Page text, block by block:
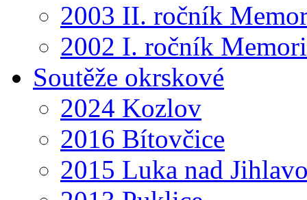
2003 II. ročník
2002 I. ročník
Soutěže okrskové
2024 Kozlov
2016 Bítovčice
2015 Luka nad